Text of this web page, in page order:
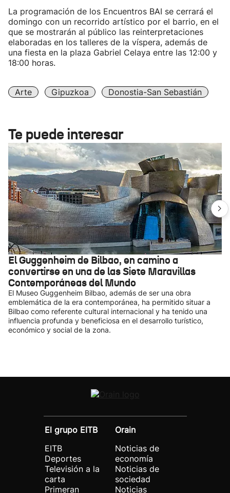
La programación de los Encuentros BAI se cerrará el
domingo con un recorrido artístico por el barrio, en el
que se mostrarán al público las reinterpretaciones
elaboradas en los talleres de la víspera, además de
una fiesta en la plaza Gabriel Celaya entre las 12:00 y
18:00 horas.
Arte Gipuzkoa Donostia-San Sebastián
Te puede interesar
El Guggenheim de Bilbao, en camino a
convertirse en una de las Siete Maravillas
Contemporáneas del Mundo
El Museo Guggenheim Bilbao, además de ser una obra
emblemática de la era contemporánea, ha permitido situar a
Bilbao como referente cultural internacional y ha tenido una
influencia profunda y beneficiosa en el desarrollo turístico,
económico y social de la zona.
El grupo EITB
EITB
Deportes
Televisión a la
carta
Primeran
Orain
Noticias de
economía
Noticias de
sociedad
Noticias